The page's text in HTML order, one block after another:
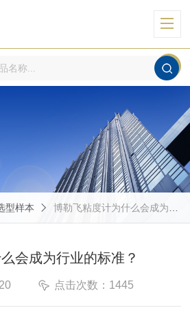
型样本 博勒飞粘度计为什么会成为行业的标准？
会成为行业的标准？
点击次数：1445